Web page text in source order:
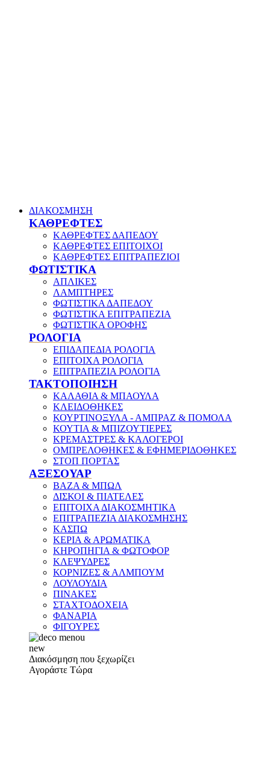
ΔΙΑΚΟΣΜΗΣΗ
ΚΑΘΡΕΦΤΕΣ
ΚΑΘΡΕΦΤΕΣ ΔΑΠΕΔΟΥ
ΚΑΘΡΕΦΤΕΣ ΕΠΙΤΟΙΧΟΙ
ΚΑΘΡΕΦΤΕΣ ΕΠΙΤΡΑΠΕΖΙΟΙ
ΦΩΤΙΣΤΙΚΑ
ΑΠΛΙΚΕΣ
ΛΑΜΠΤΗΡΕΣ
ΦΩΤΙΣΤΙΚΑ ΔΑΠΕΔΟΥ
ΦΩΤΙΣΤΙΚΑ ΕΠΙΤΡΑΠΕΖΙΑ
ΦΩΤΙΣΤΙΚΑ ΟΡΟΦΗΣ
ΡΟΛΟΓΙΑ
ΕΠΙΔΑΠΕΔΙΑ ΡΟΛΟΓΙΑ
ΕΠΙΤΟΙΧΑ ΡΟΛΟΓΙΑ
ΕΠΙΤΡΑΠΕΖΙΑ ΡΟΛΟΓΙΑ
ΤΑΚΤΟΠΟΙΗΣΗ
ΚΑΛΑΘΙΑ & ΜΠΑΟΥΛΑ
ΚΛΕΙΔΟΘΗΚΕΣ
ΚΟΥΡΤΙΝΟΞΥΛΑ - ΑΜΠΡΑΖ & ΠΟΜΟΛΑ
ΚΟΥΤΙΑ & ΜΠΙΖΟΥΤΙΕΡΕΣ
ΚΡΕΜΑΣΤΡΕΣ & ΚΑΛΟΓΕΡΟΙ
ΟΜΠΡΕΛΟΘΗΚΕΣ & ΕΦΗΜΕΡΙΔΟΘΗΚΕΣ
ΣΤΟΠ ΠΟΡΤΑΣ
ΑΞΕΣΟΥΑΡ
ΒΑΖΑ & ΜΠΩΛ
ΔΙΣΚΟΙ & ΠΙΑΤΕΛΕΣ
ΕΠΙΤΟΙΧΑ ΔΙΑΚΟΣΜΗΤΙΚΑ
ΕΠΙΤΡΑΠΕΖΙΑ ΔΙΑΚΟΣΜΗΣΗΣ
ΚΑΣΠΩ
ΚΕΡΙΑ & ΑΡΩΜΑΤΙΚΑ
ΚΗΡΟΠΗΓΙΑ & ΦΩΤΟΦΟΡ
ΚΛΕΨΥΔΡΕΣ
ΚΟΡΝΙΖΕΣ & ΑΛΜΠΟΥΜ
ΛΟΥΛΟΥΔΙΑ
ΠΙΝΑΚΕΣ
ΣΤΑΧΤΟΔΟΧΕΙΑ
ΦΑΝΑΡΙΑ
ΦΙΓΟΥΡΕΣ
new
Διακόσμηση που ξεχωρίζει
Αγοράστε Τώρα